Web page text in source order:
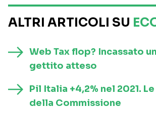
ALTRI ARTICOLI SU
Web Tax flop? Incassato
gettito atteso
Pil Italia +4,2% nel 2021.
della Commissione